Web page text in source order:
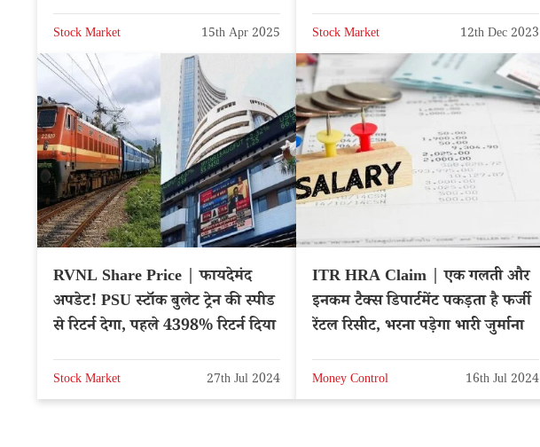
Stock Market 15th Apr 2025 Stock Market 12th Dec 2023
RVNL Share Price | फायदेमंद
अपडेट! PSU स्टॉक बुलेट ट्रेन की स्पीड
से रिटर्न देगा, पहले 4398% रिटर्न दिया
Stock Market 27th Jul 2024
ITR HRA Claim | एक गलती और
इनकम टैक्स डिपार्टमेंट पकड़ता है फर्जी
रेंटल रिसीट, भरना पड़ेगा भारी जुर्माना
Money Control 16th Jul 2024